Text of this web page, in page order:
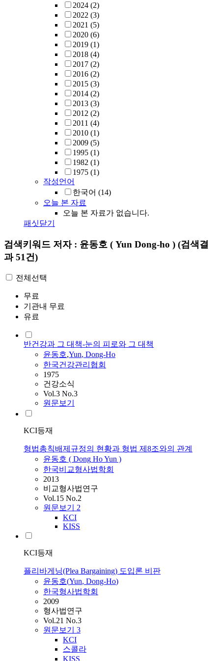
2024 (2)
2022 (3)
2021 (5)
2020 (6)
2019 (1)
2018 (4)
2017 (2)
2016 (2)
2015 (3)
2014 (2)
2013 (3)
2012 (2)
2011 (4)
2010 (1)
2009 (5)
1995 (1)
1982 (1)
1975 (1)
작성언어
한국어 (14)
오늘 본 자료
오늘 본 자료가 없습니다.
패싯닫기
검색키워드 저자 : 윤동호 ( Yun Dong-ho ) (검색결
과 51건)
전체선택
무료
기관내 무료
유료
반건강과 그 대책-눈의 피로와 그 대책
윤동호,Yun, Dong-Ho
한국건강관리협회
1975
건강소식
Vol.3 No.3
원문보기
KCI등재
형법총칙배제규정의 현황과 형법 제8조와의 관계
윤동호 ( Dong HoYun )
한국비교형사법학회
2013
비교형사법연구
Vol.15 No.2
원문보기 2
KCI
KISS
KCI등재
플리바게닝(Plea Bargaining) 도입론 비판
윤동호(Yun, Dong-Ho)
한국형사법학회
2009
형사법연구
Vol.21 No.3
원문보기 3
KCI
스콜라
KISS